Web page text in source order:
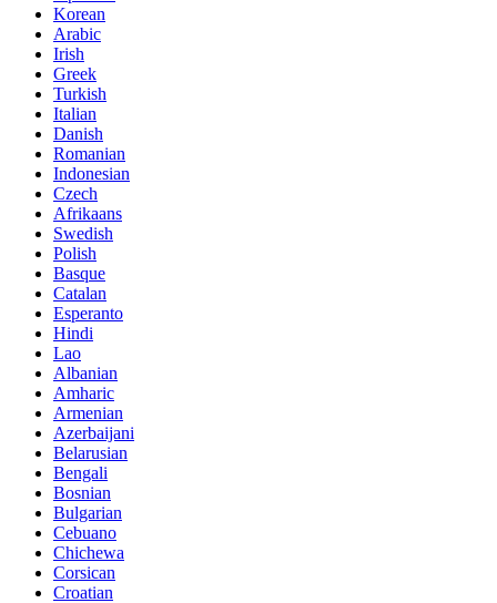
Korean
Arabic
Irish
Greek
Turkish
Italian
Danish
Romanian
Indonesian
Czech
Afrikaans
Swedish
Polish
Basque
Catalan
Esperanto
Hindi
Lao
Albanian
Amharic
Armenian
Azerbaijani
Belarusian
Bengali
Bosnian
Bulgarian
Cebuano
Chichewa
Corsican
Croatian